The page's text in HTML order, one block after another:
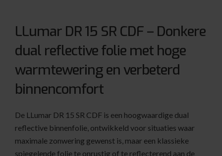
LLumar DR 15 SR CDF – Donkere
dual reflective folie met hoge
warmtewering en verbeterd
binnencomfort
De LLumar DR 15 SR CDF is een hoogwaardige dual
reflective binnenfolie, ontwikkeld voor situaties waar
maximale zonwering gewenst is, maar een klassieke
spiegelende folie te onrustig of te reflecterend aan de